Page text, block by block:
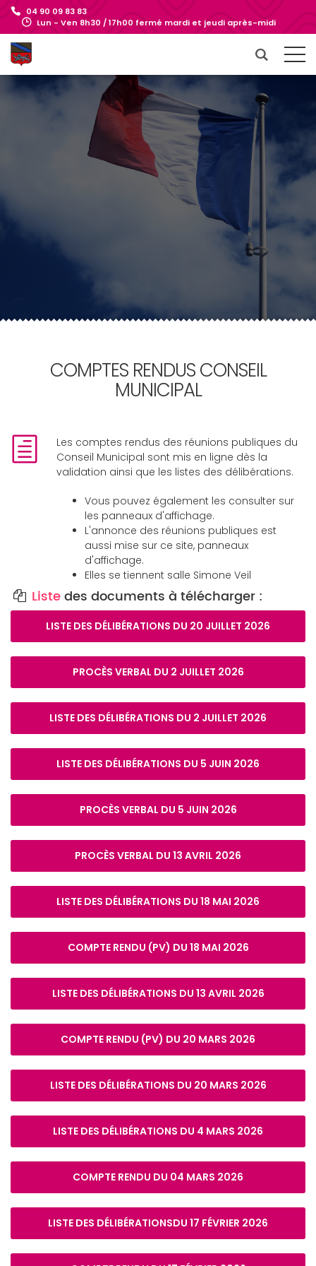
04 90 09 83 83
Lun - Ven 8h30 / 17h00 fermé mardi et jeudi après-midi
COMPTES RENDUS CONSEIL
MUNICIPAL
Les comptes rendus des réunions publiques du
Conseil Municipal sont mis en ligne dès la
validation ainsi que les listes des délibérations.
Vous pouvez également les consulter sur
les panneaux d'affichage.
L'annonce des réunions publiques est
aussi mise sur ce site, panneaux
d'affichage.
Elles se tiennent salle Simone Veil
Listedes documents à télécharger :
LISTE DES DÉLIBÉRATIONS DU 20 JUILLET 2026
PROCÈS VERBAL DU 2 JUILLET 2026
LISTE DES DÉLIBÉRATIONS DU 2 JUILLET 2026
LISTE DES DÉLIBÉRATIONS DU 5 JUIN 2026
PROCÈS VERBAL DU 5 JUIN 2026
PROCÈS VERBAL DU 13 AVRIL 2026
LISTE DES DÉLIBÉRATIONS DU 18 MAI 2026
COMPTE RENDU (PV) DU 18 MAI 2026
LISTE DES DÉLIBÉRATIONS DU 13 AVRIL 2026
COMPTE RENDU (PV) DU 20 MARS 2026
LISTE DES DÉLIBÉRATIONS DU 20 MARS 2026
LISTE DES DÉLIBÉRATIONS DU 4 MARS 2026
COMPTE RENDU DU 04 MARS 2026
LISTE DES DÉLIBÉRATIONSDU 17 FÉVRIER 2026